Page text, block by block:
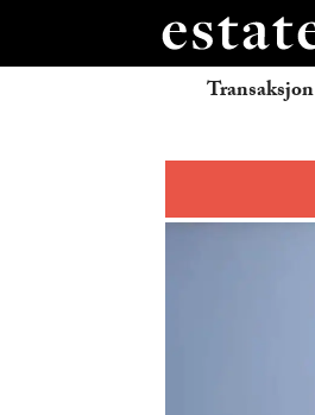
Transaksjon